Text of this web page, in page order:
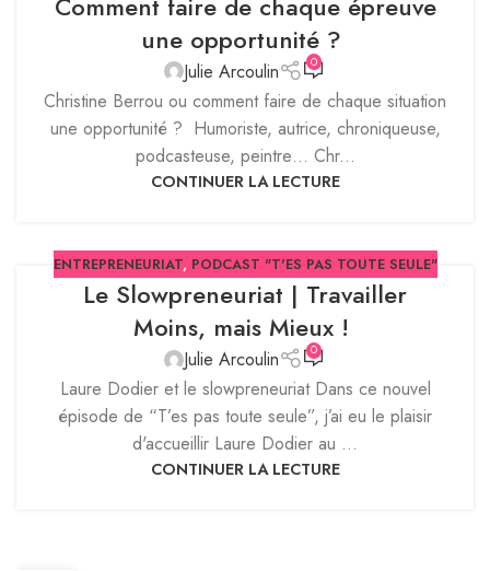
une opportunité ?
Julie Arcoulin 0
Christine Berrou ou comment faire de chaque situation
une opportunité ? Humoriste, autrice, chroniqueuse,
podcasteuse, peintre… Chr...
CONTINUER LA LECTURE
ENTREPRENEURIAT, PODCAST "T'ES PAS TOUTE SEULE"
Le Slowpreneuriat | Travailler
Moins, mais Mieux !
Julie Arcoulin 0
Laure Dodier et le slowpreneuriat Dans ce nouvel
épisode de “T’es pas toute seule”, j’ai eu le plaisir
d'accueillir Laure Dodier au ...
CONTINUER LA LECTURE